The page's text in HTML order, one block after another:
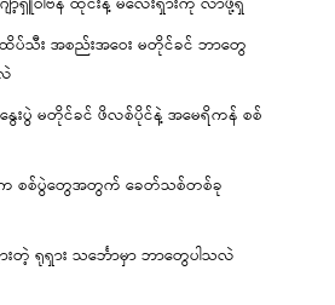
ပ်သီး အစည်းအဝေး မတိုင်ခင် ဘာတွေ
ေးပွဲ မတိုင်ခင် ဖိလစ်ပိုင်နဲ့ အမေရိကန် စစ်
က စစ်ပွဲတွေအတွက် ခေတ်သစ်တစ်ခု
းတဲ့ ရုရှား သင်္ဘောမှာ ဘာတွေပါသလဲ